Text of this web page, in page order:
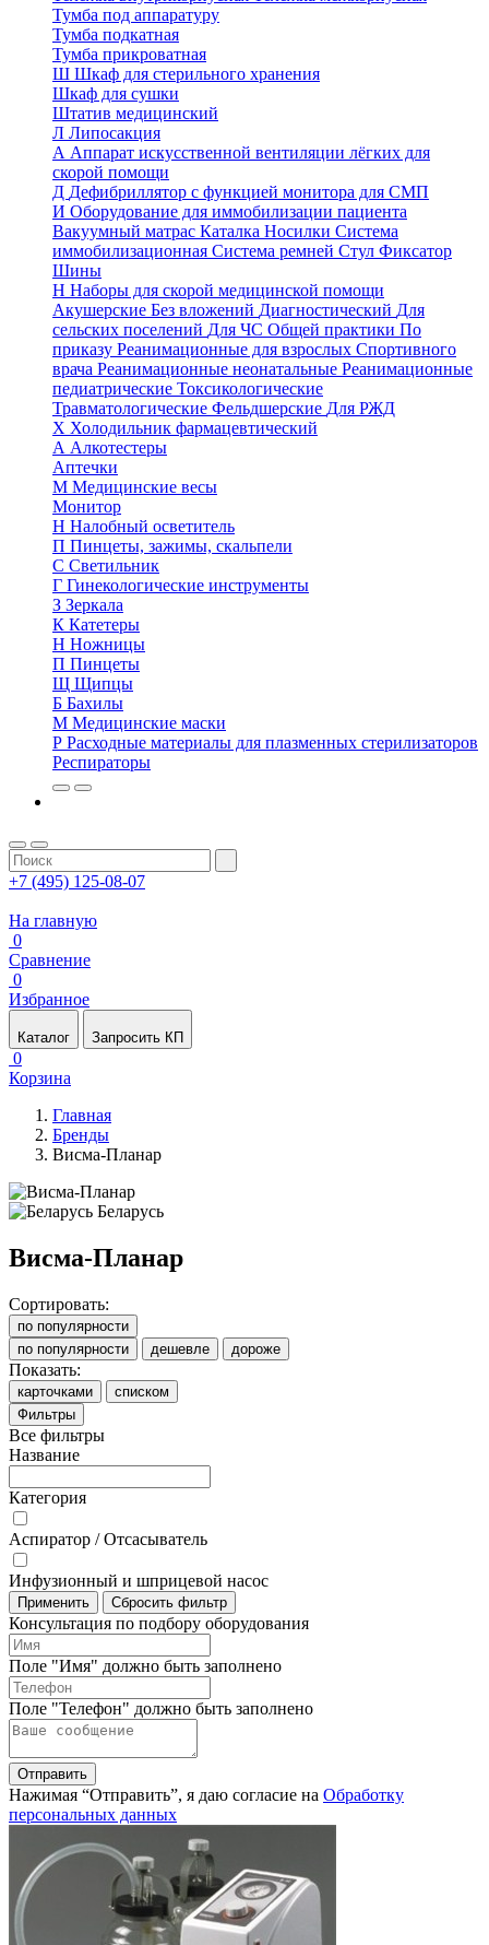
Тумба под аппаратуру
Тумба подкатная
Тумба прикроватная
Ш Шкаф для стерильного хранения
Шкаф для сушки
Штатив медицинский
Л Липосакция
А Аппарат искусственной вентиляции лёгких для
скорой помощи
Д Дефибриллятор с функцией монитора для СМП
И Оборудование для иммобилизации пациента
Вакуумный матрас Каталка Носилки Система
иммобилизационная Система ремней Стул Фиксатор
Шины
Н Наборы для скорой медицинской помощи
Акушерские Без вложений Диагностический Для
сельских поселений Для ЧС Общей практики По
приказу Реанимационные для взрослых Спортивного
врача Реанимационные неонатальные Реанимационные
педиатрические Токсикологические
Травматологические Фельдшерские Для РЖД
Х Холодильник фармацевтический
А Алкотестеры
Аптечки
М Медицинские весы
Монитор
Н Налобный осветитель
П Пинцеты, зажимы, скальпели
С Светильник
Г Гинекологические инструменты
З Зеркала
К Катетеры
Н Ножницы
П Пинцеты
Щ Щипцы
Б Бахилы
М Медицинские маски
Р Расходные материалы для плазменных стерилизаторов
Респираторы
+7 (495) 125-08-07
На главную
0
Сравнение
0
Избранное
Каталог Запросить КП
0
Корзина
Главная
Бренды
Висма-Планар
Беларусь
Висма-Планар
Сортировать:
по популярности
по популярности
дешевле дороже
Показать:
карточками
списком
Фильтры
Все фильтры
Название
Категория
Аспиратор / Отсасыватель
Инфузионный и шприцевой насос
Применить Сбросить фильтр
Консультация по подбору оборудования
Поле "Имя" должно быть заполнено
Поле "Телефон" должно быть заполнено
Отправить
Нажимая “Отправить”, я даю согласие на Обработку
персональных данных